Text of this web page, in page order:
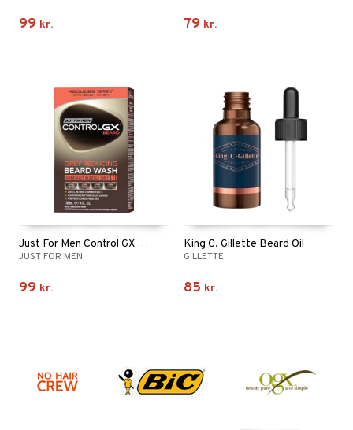
99 kr. 79 kr.
Just For Men Control GX Grey Reducing Beard Wash
JUST FOR MEN
99 kr.
King C. Gillette Beard Oil
GILLETTE
85 kr.